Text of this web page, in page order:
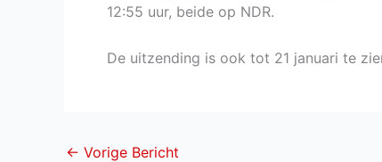
12:55 uur, beide op NDR.
De uitzending is ook tot 21 januari te
← Vorige Bericht